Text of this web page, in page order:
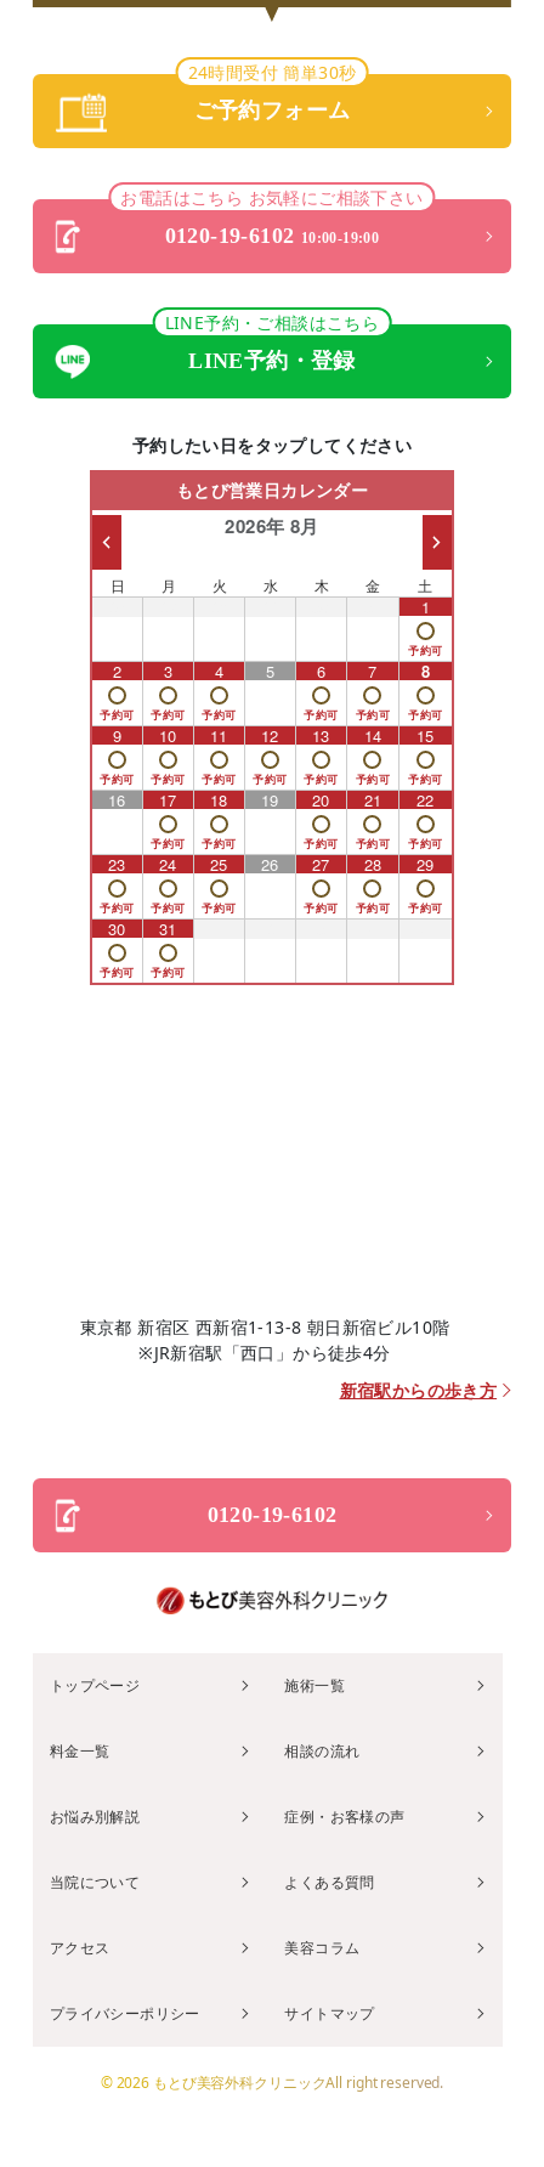
24時間受付 簡単30秒
ご予約フォーム
お電話はこちら お気軽にご相談下さい
0120-19-6102 10:00-19:00
LINE予約・ご相談はこちら
LINE予約・登録
予約したい日をタップしてください
もとび営業日カレンダー
2026年 8月
日 月 火 水 木 金 土
1
2 3 4 5 6 7 8
9 10 11 12 13 14 15
16 17 18 19 20 21 22
23 24 25 26 27 28 29
30 31
東京都 新宿区 西新宿1-13-8 朝日新宿ビル10階
※JR新宿駅「西口」から徒歩4分
新宿駅からの歩き方
0120-19-6102
トップページ 施術一覧
料金一覧 相談の流れ
お悩み別解説 症例・お客様の声
当院について よくある質問
アクセス 美容コラム
プライバシーポリシー サイトマップ
© 2026 もとび美容外科クリニックAll right reserved.